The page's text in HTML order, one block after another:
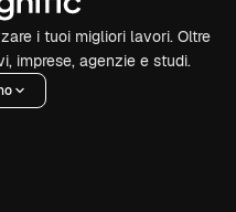
i tuoi migliori lavori. Oltre
imprese, agenzie e studi.